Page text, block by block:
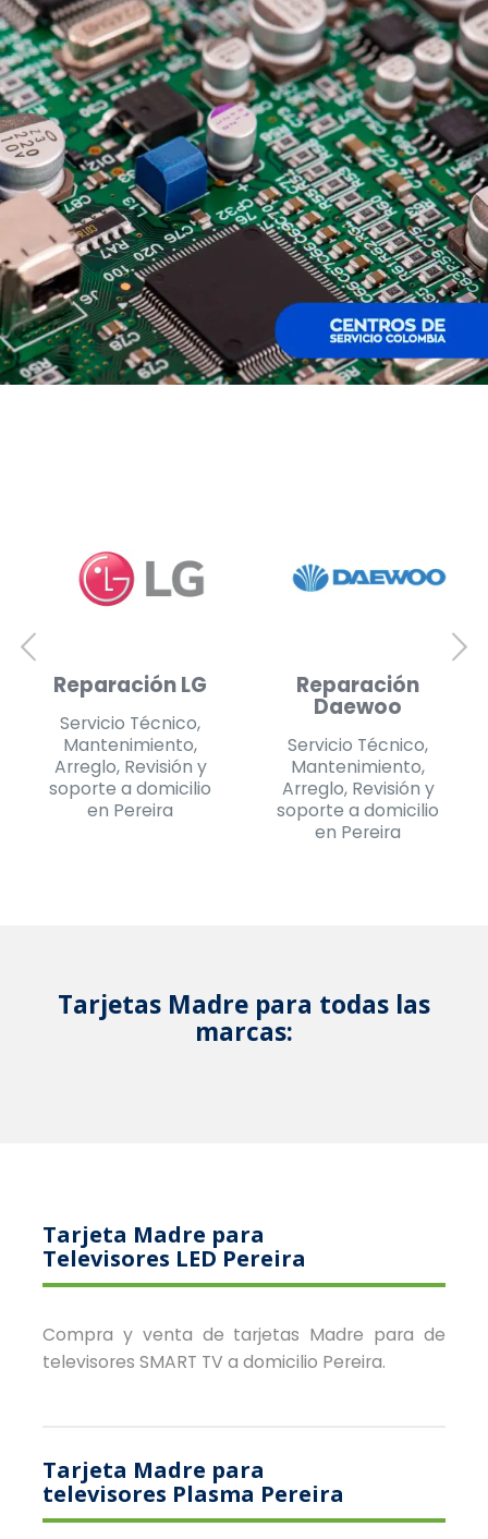
Reparación
Servicio Técnico,
Mantenimiento,
Arreglo, Revisión y
soporte a domicilio
Reparación
Challenger
Servicio Técnico,
Mantenimiento,
Arreglo, Revisión y
soporte a domicilio
en Pereira
Tarjetas Madre para todas las
marcas:
Tarjeta Madre para
Televisores LED Pereira
Compra y venta de tarjetas Madre para de
televisores SMART TV a domicilio Pereira.
Tarjeta Madre para
televisores Plasma Pereira